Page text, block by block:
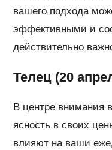
вашего подхода
эффективными и
действительно
Телец (20
В центре внимания
ясность в своих
влияют на ваши